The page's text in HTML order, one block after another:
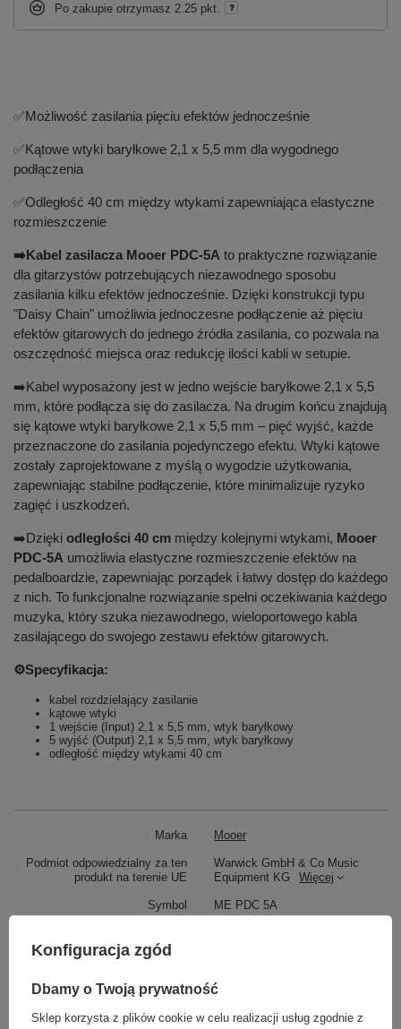
Po zakupie otrzymasz 2.25 pkt.
✅Możliwość zasilania pięciu efektów jednocześnie
✅Kątowe wtyki baryłkowe 2,1 x 5,5 mm dla wygodnego
podłączenia
✅Odległość 40 cm między wtykami zapewniająca elastyczne
rozmieszczenie
➡️Kabel zasilacza Mooer PDC-5A to praktyczne rozwiązanie
dla gitarzystów potrzebujących niezawodnego sposobu
zasilania kilku efektów jednocześnie. Dzięki konstrukcji typu
"Daisy Chain" umożliwia jednoczesne podłączenie aż pięciu
efektów gitarowych do jednego źródła zasilania, co pozwala na
oszczędność miejsca oraz redukcję ilości kabli w setupie.
➡️Kabel wyposażony jest w jedno wejście baryłkowe 2,1 x 5,5
mm, które podłącza się do zasilacza. Na drugim końcu znajdują
się kątowe wtyki baryłkowe 2,1 x 5,5 mm – pięć wyjść, każde
przeznaczone do zasilania pojedynczego efektu. Wtyki kątowe
zostały zaprojektowane z myślą o wygodzie użytkowania,
zapewniając stabilne podłączenie, które minimalizuje ryzyko
zagięć i uszkodzeń.
➡️Dzięki odległości 40 cm między kolejnymi wtykami, Mooer
PDC-5A umożliwia elastyczne rozmieszczenie efektów na
pedalboardzie, zapewniając porządek i łatwy dostęp do każdego
z nich. To funkcjonalne rozwiązanie spełni oczekiwania każdego
muzyka, który szuka niezawodnego, wieloportowego kabla
zasilającego do swojego zestawu efektów gitarowych.
⚙️Specyfikacja:
kabel rozdzielający zasilanie
kątowe wtyki
1 wejście (Input) 2,1 x 5,5 mm, wtyk baryłkowy
5 wyjść (Output) 2,1 x 5,5 mm, wtyk baryłkowy
odległość między wtykami 40 cm
Marka Mooer
Podmiot odpowiedzialny za ten
produkt na terenie UE
Warwick GmbH & Co Music
Equipment KG
Więcej
Symbol ME PDC 5A
Może potrzebujesz tego do gitary
Konfiguracja zgód
Dbamy o Twoją prywatność
Sklep korzysta z plików cookie w celu realizacji usług zgodnie z